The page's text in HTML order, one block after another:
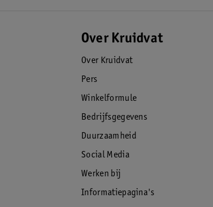
Over Kruidvat
Over Kruidvat
Pers
Winkelformule
Bedrijfsgegevens
Duurzaamheid
Social Media
Werken bij
Informatiepagina's